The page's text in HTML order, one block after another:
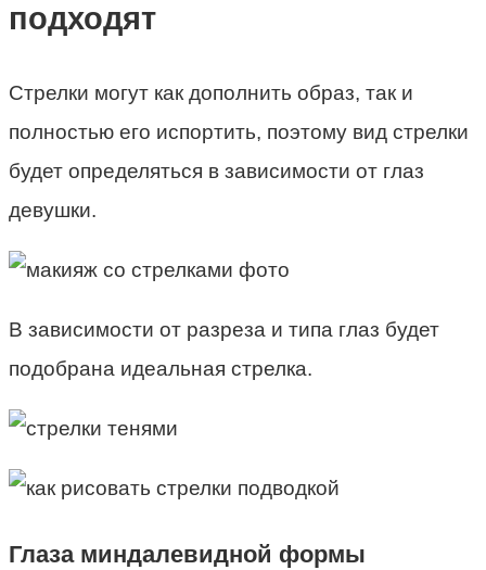
подходят
Стрелки могут как дополнить образ, так и
полностью его испортить, поэтому вид стрелки
будет определяться в зависимости от глаз
девушки.
В зависимости от разреза и типа глаз будет
подобрана идеальная стрелка.
Глаза миндалевидной формы